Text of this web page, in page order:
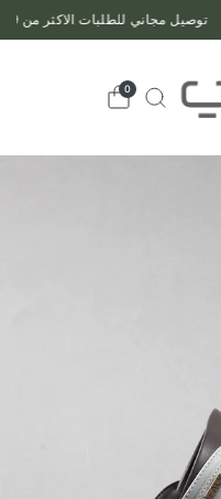
توصيل مجاني للطلبات الاكثر من 299 ريال
0